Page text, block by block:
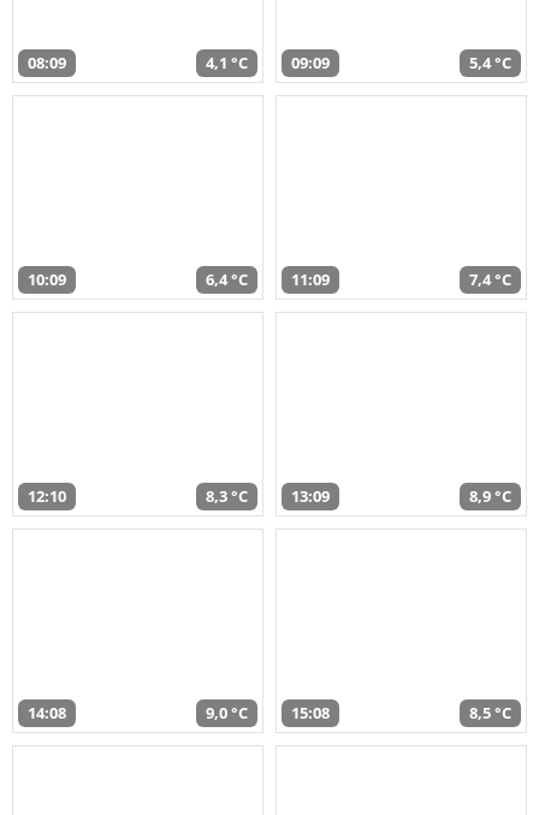
08:09 4,1 °C 09:09 5,4 °C
10:09 6,4 °C 11:09 7,4 °C
12:10 8,3 °C 13:09 8,9 °C
14:08 9,0 °C 15:08 8,5 °C